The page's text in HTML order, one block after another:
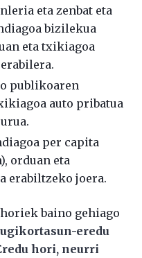
eta zenbat eta
bizilekua
eta txikiagoa
publikoaren
auto pribatua
per capita
orduan eta
erabiltzeko joera.
baino gehiago
eredu
hori, neurri